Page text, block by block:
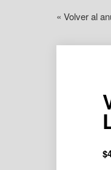
« Volver al
$